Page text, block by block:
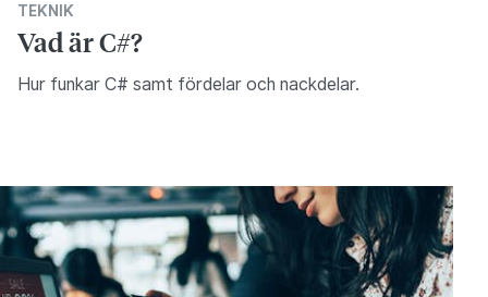
TEKNIK
Vad är C#?
Hur funkar C# samt fördelar och nackdelar.